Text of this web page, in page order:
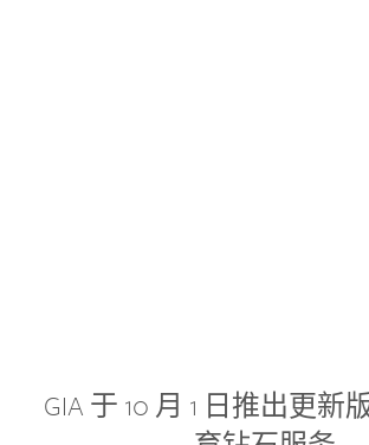
GIA 于 10 月 1 日推出更新